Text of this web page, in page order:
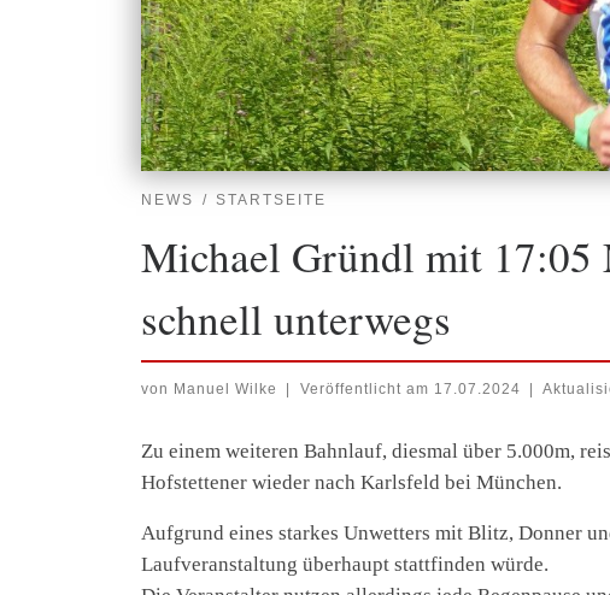
NEWS STARTSEITE
Michael Gründl mit 17:05
schnell unterwegs
von Manuel Wilke Veröffentlicht am 17.07.2024
Zu einem weiteren Bahnlauf, diesmal über 5.000m,
Hofstettener wieder nach Karlsfeld bei München.
Aufgrund eines starkes Unwetters mit Blitz, Donner
Laufveranstaltung überhaupt stattfinden würde.